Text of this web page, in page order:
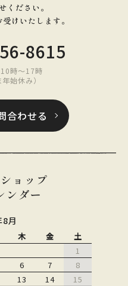
ください。
けいたします。
8615
時〜17時
始休み）
合わせる
ョップ
ンダー
月
木 金
土
1
6 7
8
13 14
15